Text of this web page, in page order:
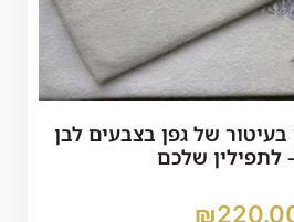
של גפן בצבעים לבן
לתפילין שלכם
₪